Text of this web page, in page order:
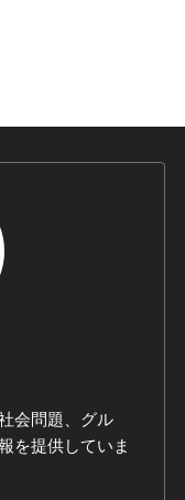
会問題、グル
を提供していま